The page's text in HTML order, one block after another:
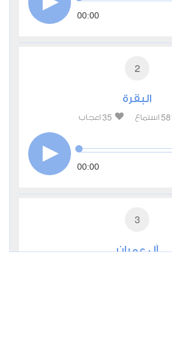
00:00
2
البقرة
استماع 35 اعجاب
00:00
3
آل عمران